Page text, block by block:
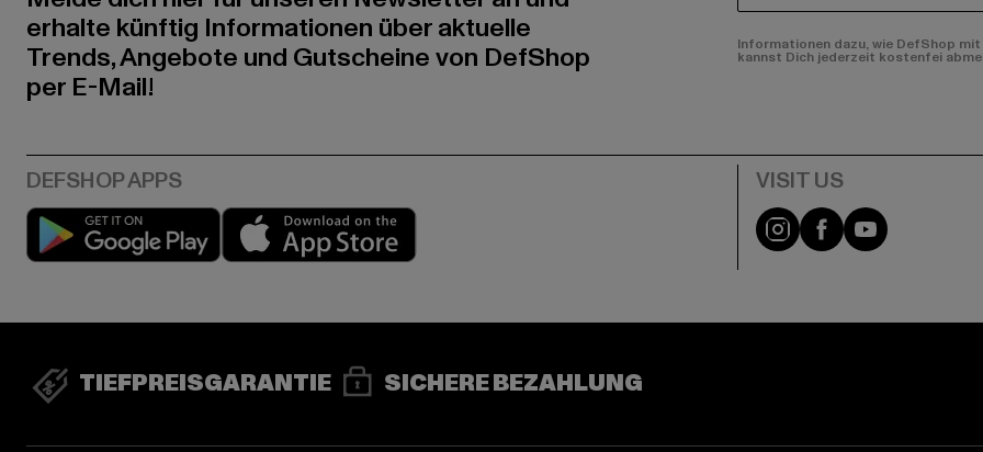
erhalte künftig Informationen über aktuelle
Trends, Angebote und Gutscheine von DefShop
per E-Mail!
Informationen dazu, wie DefShop
kannst Dich jederzeit kostenfei
Play market App store Visit our Instagram
Visit ourVisit our
TIEFPREISGARANTIE SICHERE BEZAHLUNG